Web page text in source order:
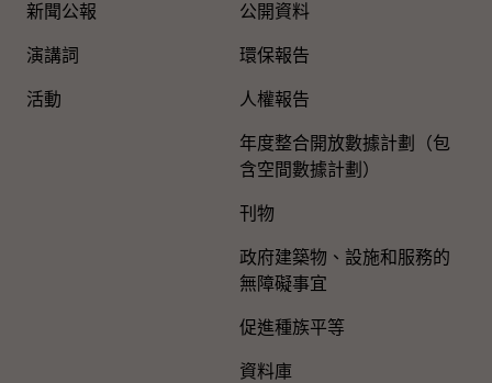
新聞公報
演講詞
活動
公開資料
環保報告
人權報告
年度整合開放數據計劃（包
含空間數據計劃）
刊物
政府建築物、設施和服務的
無障礙事宜
促進種族平等
資料庫